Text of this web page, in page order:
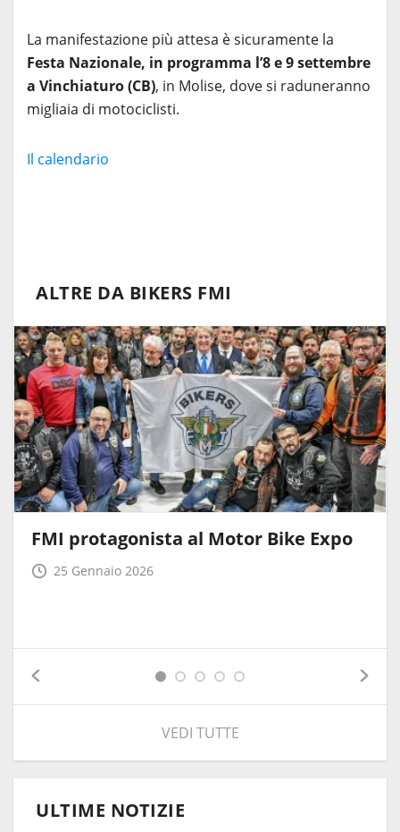
La manifestazione più attesa è sicuramente la
Festa Nazionale, in programma l’8 e 9 settembre
a Vinchiaturo (CB), in Molise, dove si raduneranno
migliaia di motociclisti.
Il calendario
ALTRE DA BIKERS FMI
FMI protagonista al Motor Bike Expo
25 Gennaio 2026
VEDI TUTTE
ULTIME NOTIZIE